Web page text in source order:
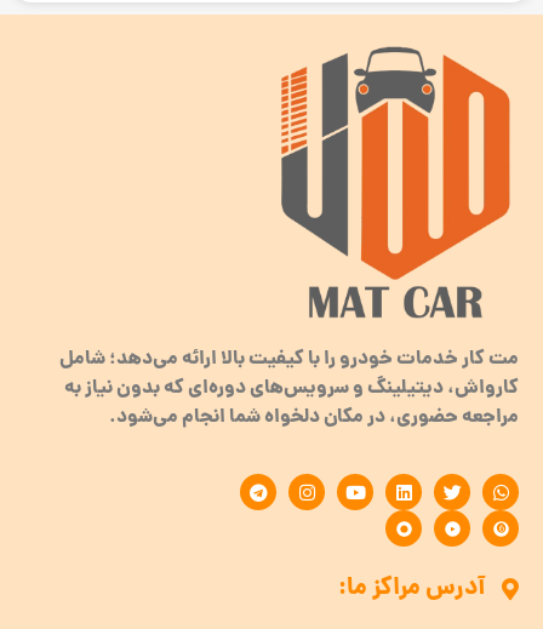
مت کار خدمات خودرو را با کیفیت بالا ارائه می‌دهد؛ شامل
کارواش، دیتیلینگ و سرویس‌های دوره‌ای که بدون نیاز به
مراجعه حضوری، در مکان دلخواه شما انجام می‌شود.
آدرس مراکز ما: